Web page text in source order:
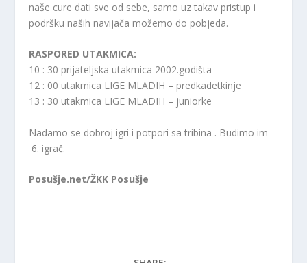
naše cure dati sve od sebe, samo uz takav pristup i
podršku naših navijača možemo do pobjeda.
RASPORED UTAKMICA:
10 : 30 prijateljska utakmica 2002.godišta
12 : 00 utakmica LIGE MLADIH – predkadetkinje
13 : 30 utakmica LIGE MLADIH – juniorke
Nadamo se dobroj igri i potpori sa tribina . Budimo im
6. igrač.
Posušje.net/ŽKK Posušje